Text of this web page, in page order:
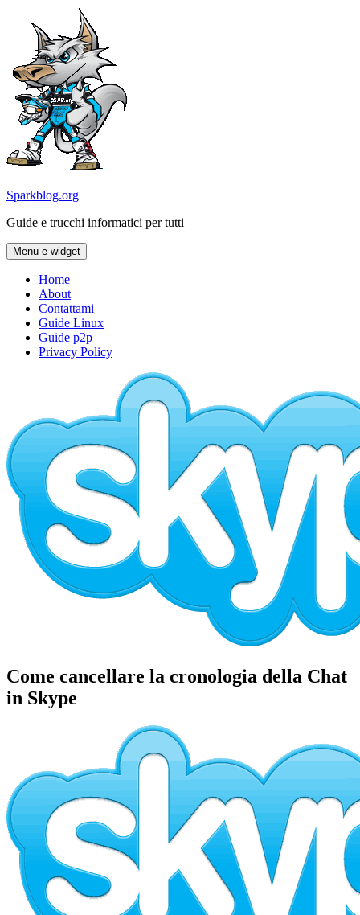
contenuto
Sparkblog.org
Guide e trucchi informatici per tutti
Menu e widget
Home
About
Contattami
Guide Linux
Guide p2p
Privacy Policy
Come cancellare la cronologia della Chat
in Skype